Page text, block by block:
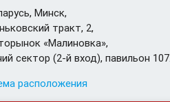
,Минск,
тракт, 2,
«Малиновка»,
сектор (2-й вход), павильон 107.
расположения